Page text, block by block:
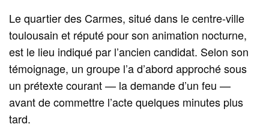
Le quartier des Carmes, situé dans le centre-ville
toulousain et réputé pour son animation nocturne,
est le lieu indiqué par l’ancien candidat. Selon son
témoignage, un groupe l’a d’abord approché sous
un prétexte courant — la demande d’un feu —
avant de commettre l’acte quelques minutes plus
tard.